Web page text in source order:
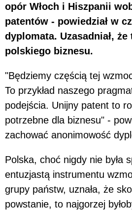
opór Włoch i Hiszpanii
patentów - powiedział w
dyplomata. Uzasadniał,
polskiego biznesu.
"Będziemy częścią tej
To przykład naszego
podejścia. Unijny patent to
potrzebne dla biznesu" -
zachować anonimowość
Polska, choć nigdy nie była
entuzjastą instrumentu
grupy państw, uznała, że
powstanie, to najgorzej